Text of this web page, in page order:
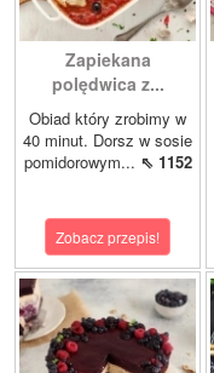
Zapiekana
polędwica z...
Obiad który zrobimy w
40 minut. Dorsz w sosie
pomidorowym... ⇖ 1152
Zobacz przepis!